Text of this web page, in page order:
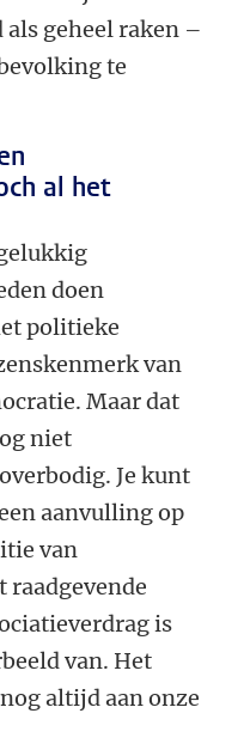
geheel raken –
te
al het
doen
politieke
van
Maar dat
niet
Je kunt
aanvulling op
van
is
van. Het
altijd aan onze